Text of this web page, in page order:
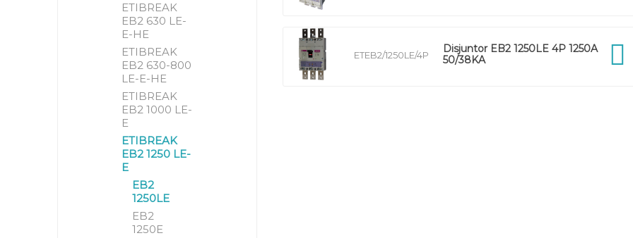
ETEB2/1250LE/4P
Disjuntor EB2 1250LE 4P 1250A
50/38KA
ETIBREAK
EB2 630 LE-
E-HE
ETIBREAK
EB2 630-800
LE-E-HE
ETIBREAK
EB2 1000 LE-
E
ETIBREAK
EB2 1250 LE-
E
EB2
1250LE
EB2
1250E